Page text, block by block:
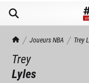
TrashTalk Actu NBA
Joueurs NBA Trey
Trey
Lyles